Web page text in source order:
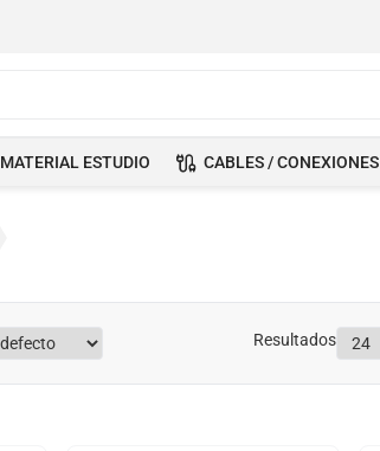
MATERIAL ESTUDIO CABLES / CONEXIONES
Resultados